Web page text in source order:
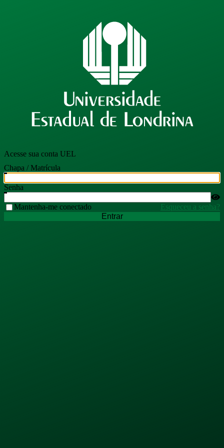
Acesse sua conta UEL
Chapa / Matrícula
Senha
Mantenha-me conectado
Esqueceu a senha?
Entrar